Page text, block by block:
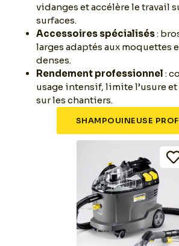
vidanges et accélère le travail
surfaces.
Accessoires spécialisés:
larges adaptés aux moquettes
denses.
Rendement professionnel :
usage intensif, limite l’usure
sur les chantiers.
SHAMPOUINEUSE